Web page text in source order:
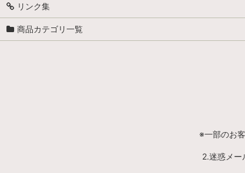
リンク集
商品カテゴリ一覧
※一部のお
2.迷惑メー